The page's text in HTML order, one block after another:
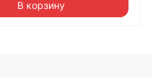
В корзину